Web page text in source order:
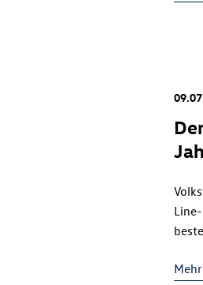
von
Der